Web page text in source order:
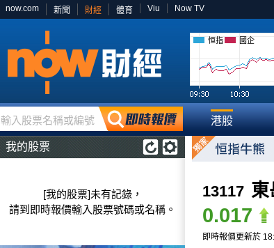
now.com 新聞 財經 體育 Viu Now TV
恒指 國企
輸入股票名稱或編號 港股
我的股票
[我的股票]未有記錄，
請到即時報價輸入股票號碼或名稱。
13117 東
0.017
即時報價更新於